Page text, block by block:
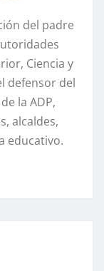
del padre
Ciencia y
defensor del
la ADP,
alcaldes,
educativo.